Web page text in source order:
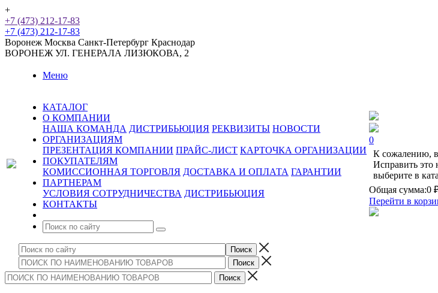
+
+7 (473) 212-17-83
+7 (473) 212-17-83
Воронеж Москва Санкт-Петербург Краснодар
ВОРОНЕЖ УЛ. ГЕНЕРАЛА ЛИЗЮКОВА, 2
Меню
КАТАЛОГ
О КОМПАНИИ
НАША КОМАНДА ДИСТРИБЬЮЦИЯ РЕКВИЗИТЫ НОВОСТИ
ОРГАНИЗАЦИЯМ
ПРЕЗЕНТАЦИЯ КОМПАНИИ ПРАЙС-ЛИСТ КАРТОЧКА ОРГАНИЗАЦИИ
ПОКУПАТЕЛЯМ
КОМИССИОННАЯ ТОРГОВЛЯ ДОСТАВКА И ОПЛАТА ГАРАНТИИ
ПАРТНЕРАМ
УСЛОВИЯ СОТРУДНИЧЕСТВА ДИСТРИБЬЮЦИЯ
КОНТАКТЫ
0
К сожалению,
Исправить это
выберите в
Общая сумма:0
Перейти в